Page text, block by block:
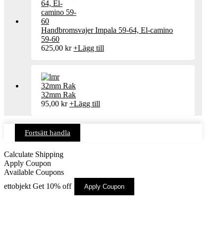
Handbromsvajer Impala 59-64, El-camino
59-60
625,00 kr +Lägg till
32mm Rak
95,00 kr +Lägg till
Fortsätt handla
Calculate Shipping
Apply Coupon
Available Coupons
ettobjekt Get 10% off Apply Coupon